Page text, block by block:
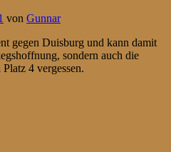
von Gunnar
gegen Duisburg und kann damit
sondern auch die
4 vergessen.